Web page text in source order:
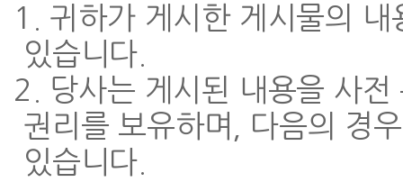
1. 귀하가 게시한 게시물의
있습니다.
2. 당사는 게시된 내용을 사
권리를 보유하며, 다음의 경
있습니다.